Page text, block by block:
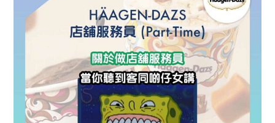
貸款
計算
機
學生
Blog
大專
生筍
工推
常見
問題
學生
福利